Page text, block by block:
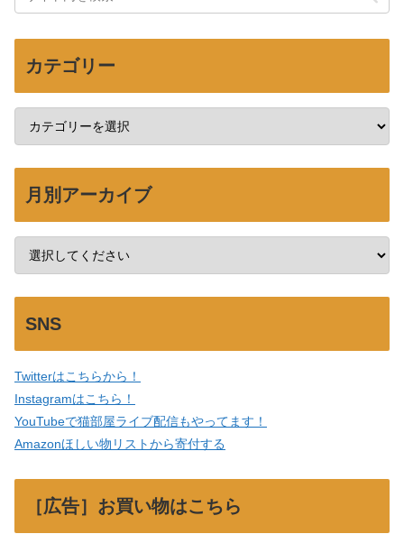
カテゴリー
月別アーカイブ
SNS
Twitterはこちらから！
Instagramはこちら！
YouTubeで猫部屋ライブ配信もやってます！
Amazonほしい物リストから寄付する
［広告］お買い物はこちら